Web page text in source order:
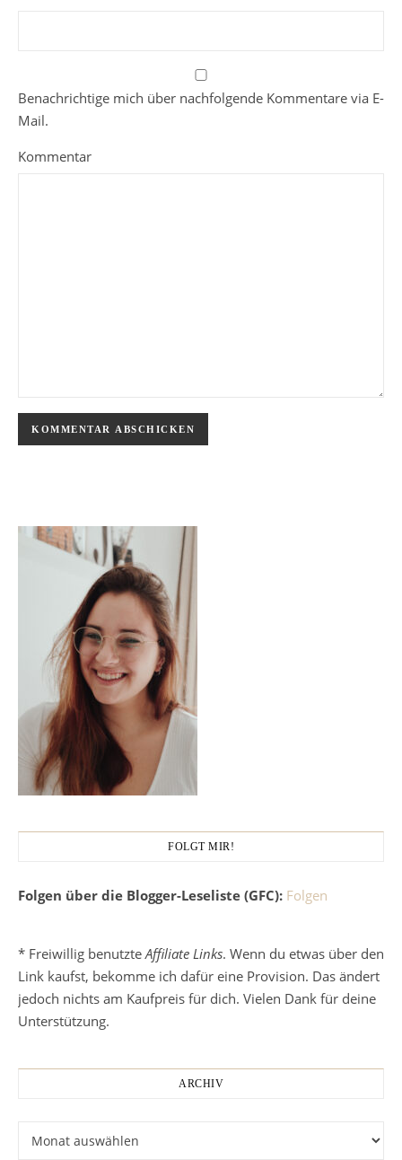
Benachrichtige mich über nachfolgende Kommentare via E-
Mail.
Kommentar
FOLGT MIR!
Folgen über die Blogger-Leseliste (GFC): Folgen
* Freiwillig benutzte Affiliate Links. Wenn du etwas über den
Link kaufst, bekomme ich dafür eine Provision. Das ändert
jedoch nichts am Kaufpreis für dich. Vielen Dank für deine
Unterstützung.
ARCHIV